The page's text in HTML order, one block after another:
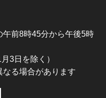
午前8時45分から午後5時
3日を除く）
る場合があります